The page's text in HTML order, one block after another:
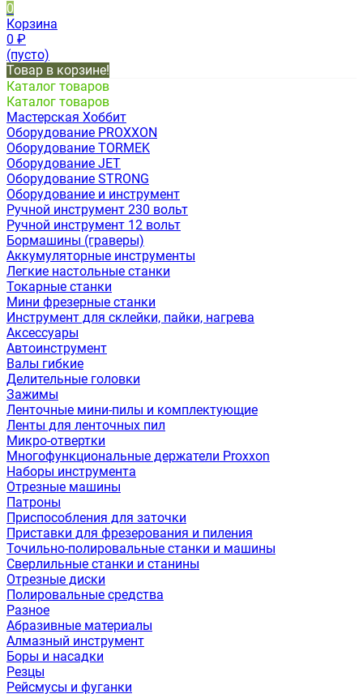
0
Корзина
0 ₽
(пусто)
Товар в корзине!
Каталог товаров
Каталог товаров
Мастерская Хоббит
Оборудование PROXXON
Оборудование TORMEK
Оборудование JET
Оборудование STRONG
Оборудование и инструмент
Ручной инструмент 230 вольт
Ручной инструмент 12 вольт
Бормашины (граверы)
Аккумуляторные инструменты
Легкие настольные станки
Токарные станки
Мини фрезерные станки
Инструмент для склейки, пайки, нагрева
Аксессуары
Автоинструмент
Валы гибкие
Делительные головки
Зажимы
Ленточные мини-пилы и комплектующие
Ленты для ленточных пил
Микро-отвертки
Многофункциональные держатели Proxxon
Наборы инструмента
Отрезные машины
Патроны
Приспособления для заточки
Приставки для фрезерования и пиления
Точильно-полировальные станки и машины
Сверлильные станки и станины
Отрезные диски
Полировальные средства
Разное
Абразивные материалы
Алмазный инструмент
Боры и насадки
Резцы
Рейсмусы и фуганки